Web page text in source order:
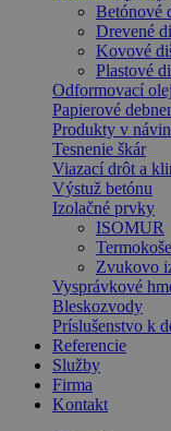
Betónové
Drevené
Kovové
Plastové
Odformovací
Papierové
Produkty v
Tesnenie škár
Viazací drôt a
Výstuž betónu
Izolačné prvky
ISOMUR
Termokoše
Zvukovo
Vysprávkové
Bleskozvody
Príslušenstvo k
Referencie
Služby
Firma
Kontakt